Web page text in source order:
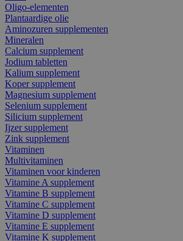
Oligo-elementen
Plantaardige olie
Aminozuren supplementen
Mineralen
Calcium supplement
Jodium tabletten
Kalium supplement
Koper supplement
Magnesium supplement
Selenium supplement
Silicium supplement
Ijzer supplement
Zink supplement
Vitaminen
Multivitaminen
Vitaminen voor kinderen
Vitamine A supplement
Vitamine B supplement
Vitamine C supplement
Vitamine D supplement
Vitamine E supplement
Vitamine K supplement